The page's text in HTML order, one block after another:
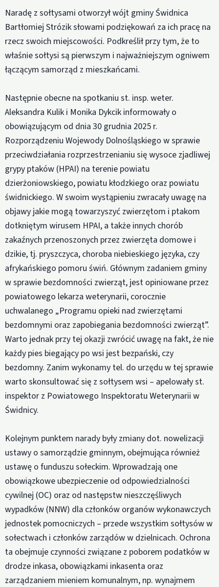
Naradę z sołtysami otworzył wójt gminy Świdnica
Bartłomiej Strózik słowami podziękowań za ich pracę na
rzecz swoich miejscowości. Podkreślił przy tym, że to
właśnie sołtysi są pierwszym i najważniejszym ogniwem
łączącym samorząd z mieszkańcami.
Następnie obecne na spotkaniu st. insp. weter.
Aleksandra Kulik i Monika Dykcik informowały o
obowiązującym od dnia 30 grudnia 2025 r.
Rozporządzeniu Wojewody Dolnośląskiego w sprawie
przeciwdziałania rozprzestrzenianiu się wysoce zjadliwej
grypy ptaków (HPAI) na terenie powiatu
dzierżoniowskiego, powiatu kłodzkiego oraz powiatu
świdnickiego. W swoim wystąpieniu zwracały uwagę na
objawy jakie mogą towarzyszyć zwierzętom i ptakom
dotkniętym wirusem HPAI, a także innych chorób
zakaźnych przenoszonych przez zwierzęta domowe i
dzikie, tj. pryszczyca, choroba niebieskiego języka, czy
afrykańskiego pomoru świń. Głównym zadaniem gminy
w sprawie bezdomności zwierząt, jest opiniowane przez
powiatowego lekarza weterynarii, corocznie
uchwalanego „Programu opieki nad zwierzętami
bezdomnymi oraz zapobiegania bezdomności zwierząt”.
Warto jednak przy tej okazji zwrócić uwagę na fakt, że nie
każdy pies biegający po wsi jest bezpański, czy
bezdomny. Zanim wykonamy tel. do urzędu w tej sprawie
warto skonsultować się z sołtysem wsi – apelowały st.
inspektor z Powiatowego Inspektoratu Weterynarii w
Świdnicy.
Kolejnym punktem narady były zmiany dot. nowelizacji
ustawy o samorządzie gminnym, obejmująca również
ustawę o funduszu sołeckim. Wprowadzają one
obowiązkowe ubezpieczenie od odpowiedzialności
cywilnej (OC) oraz od następstw nieszczęśliwych
wypadków (NNW) dla członków organów wykonawczych
jednostek pomocniczych – przede wszystkim sołtysów w
sołectwach i członków zarządów w dzielnicach. Ochrona
ta obejmuje czynności związane z poborem podatków w
drodze inkasa, obowiązkami inkasenta oraz
zarządzaniem mieniem komunalnym, np. wynajmem